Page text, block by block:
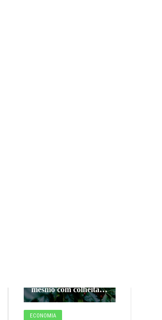
mesmo com colheita
em fase final
ECONOMIA